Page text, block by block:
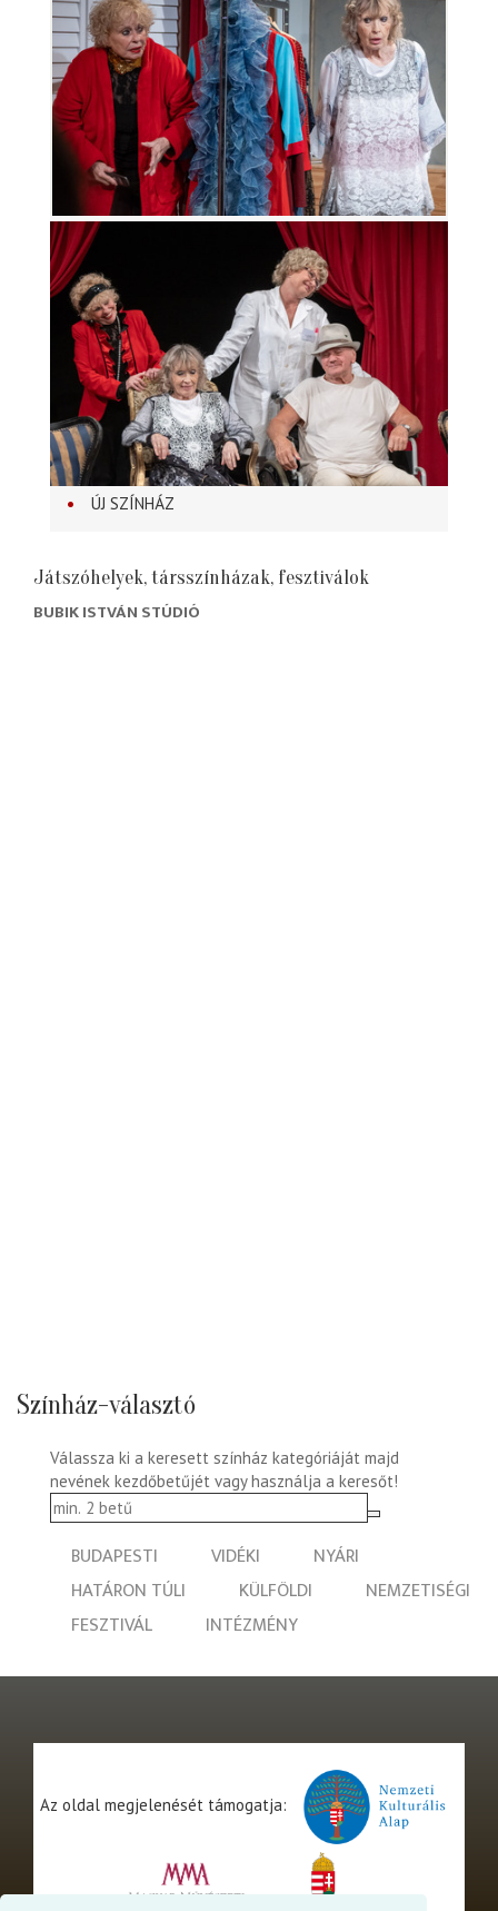
ÚJ SZÍNHÁZ
Játszóhelyek, társszínházak, fesztiválok
BUBIK ISTVÁN STÚDIÓ
Színház-választó
Válassza ki a keresett színház kategóriáját majd
nevének kezdőbetűjét vagy használja a keresőt!
BUDAPESTI VIDÉKI
NYÁRI
HATÁRON TÚLI
KÜLFÖLDI
NEMZETISÉGI
FESZTIVÁL
INTÉZMÉNY
Az oldal megjelenését támogatja: